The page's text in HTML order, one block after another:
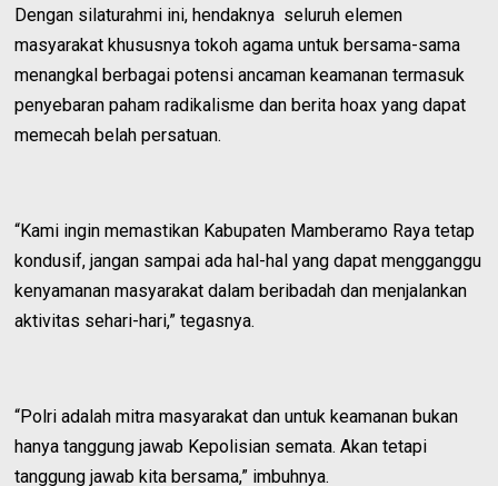
Dengan silaturahmi ini, hendaknya seluruh elemen
masyarakat khususnya tokoh agama untuk bersama-sama
menangkal berbagai potensi ancaman keamanan termasuk
penyebaran paham radikalisme dan berita hoax yang dapat
memecah belah persatuan.
“Kami ingin memastikan Kabupaten Mamberamo Raya tetap
kondusif, jangan sampai ada hal-hal yang dapat mengganggu
kenyamanan masyarakat dalam beribadah dan menjalankan
aktivitas sehari-hari,” tegasnya.
“Polri adalah mitra masyarakat dan untuk keamanan bukan
hanya tanggung jawab Kepolisian semata. Akan tetapi
tanggung jawab kita bersama,” imbuhnya.